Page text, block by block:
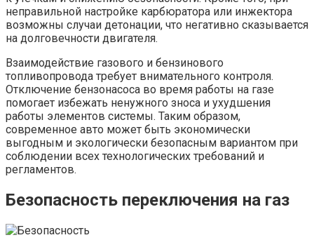
неправильной настройке карбюратора или инжектора
возможны случаи детонации, что негативно сказывается
на долговечности двигателя.
Взаимодействие газового и бензинового
топливопровода требует внимательного контроля.
Отключение бензонасоса во время работы на газе
помогает избежать ненужного зноса и ухудшения
работы элементов системы. Таким образом,
современное авто может быть экономически
выгодным и экологически безопасным вариантом при
соблюдении всех технологических требований и
регламентов.
Безопасность переключения на газ